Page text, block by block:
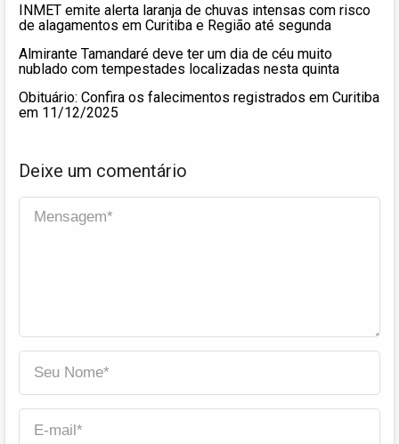
INMET emite alerta laranja de chuvas intensas com risco
de alagamentos em Curitiba e Região até segunda
Almirante Tamandaré deve ter um dia de céu muito
nublado com tempestades localizadas nesta quinta
Obituário: Confira os falecimentos registrados em Curitiba
em 11/12/2025
Deixe um comentário